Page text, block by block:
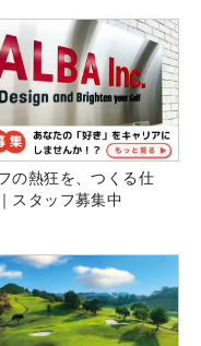
の熱狂を、つくる仕
スタッフ募集中